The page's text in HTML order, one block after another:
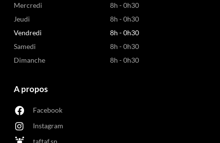
Mercredi
8h - 0h30
Jeudi
8h - 0h30
Vendredi
8h - 0h30
Samedi
8h - 0h30
Dimanche
8h - 0h30
A propos
Facebook
Instagram
taftaf.sn